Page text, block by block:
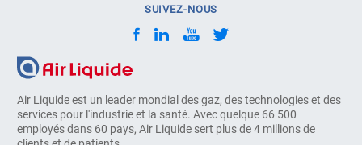
Air Liquide est un leader mondial des gaz, des technologies et des
services pour l'industrie et la santé. Avec quelque 66 500
employés dans 60 pays, Air Liquide sert plus de 4 millions de
SUIVEZ-NOUS